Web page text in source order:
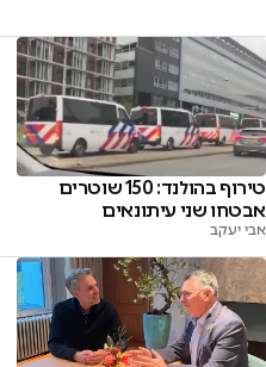
טירוף בהולנד: 150 שוטרים
אבטחו שני עיתונאים
אבי יעקב